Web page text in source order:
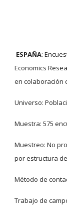
ESPAÑA:
Economics
en colaboración
Universo:
Muestra: 575
Muestreo: No
por estructura
Método de
Trabajo de